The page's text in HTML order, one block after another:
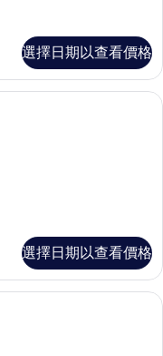
選擇日期以查看價格
具、迷你吧、書桌、遮光布/
選擇日期以查看價格
, 1 張特大雙人床, 非吸煙房 |